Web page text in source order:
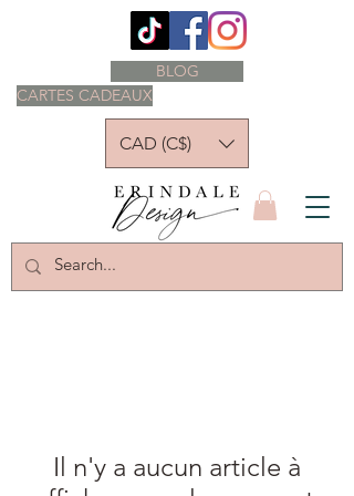
CARTES CADEAUX
BLOG
CAD (C$)
Il n'y a aucun article à